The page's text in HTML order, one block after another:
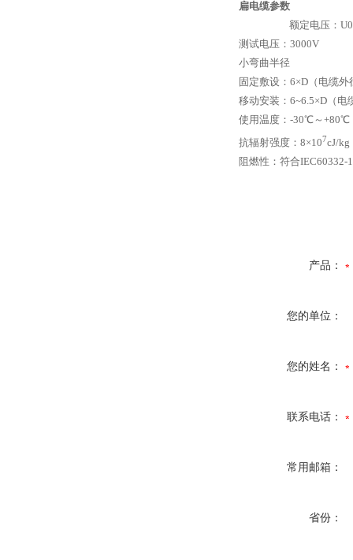
扁电缆参数
额定电压：
测试电压：3000V
小弯曲半径
固定敷设：6×D（电缆外
移动安装：6~6.5×D（电
使用温度：-30℃～+80℃
抗辐射强度：8×107cJ/kg
阻燃性：符合IEC60332-
产品：
您的单位：
您的姓名：
联系电话：
常用邮箱：
省份：